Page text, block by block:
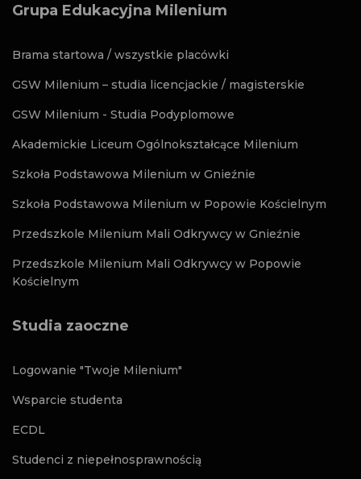
Grupa Edukacyjna Milenium
Brama startowa / wszystkie placówki
GSW Milenium – studia licencjackie / magisterskie
GSW Milenium - Studia Podyplomowe
Akademickie Liceum Ogólnokształcące Milenium
Szkoła Podstawowa Milenium w Gnieźnie
Szkoła Podstawowa Milenium w Popowie Kościelnym
Przedszkole Milenium Mali Odkrywcy w Gnieźnie
Przedszkole Milenium Mali Odkrywcy w Popowie
Kościelnym
Studia zaoczne
Logowanie "Twoje Milenium"
Wsparcie studenta
ECDL
Studenci z niepełnosprawnością